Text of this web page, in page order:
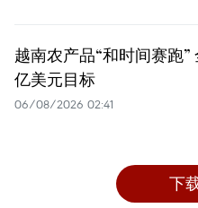
越南农产品“和时间赛跑”
亿美元目标
06/08/2026 02:41
下